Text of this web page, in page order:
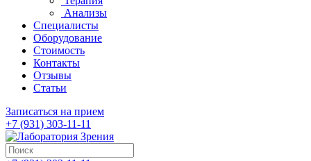
Анализы
Специалисты
Оборудование
Стоимость
Контакты
Отзывы
Статьи
Записаться на прием
+7 (931) 303-11-11